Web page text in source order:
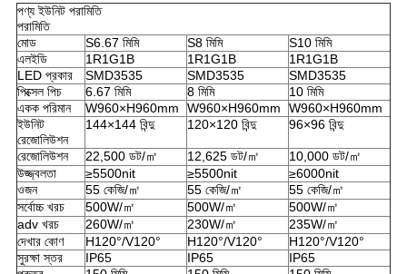
পণ্য ইউনিট পরামিতি
পরামিতি
মোড
S6.67 মিমি S8 মিমি
S10 মিমি
এলইডি
1R1G1B 1R1G1B
1R1G1B
LED প্রকার
SMD3535 SMD3535
SMD3535
পিক্সেল পিচ
6.67 মিমি 8 মিমি
10 মিমি
একক পরিমান
W960×H960mm W960×H960mm
W960×H960mm
ইউনিট
রেজোলিউশন
144×144 বিন্দু 120×120 বিন্দু 96×96 বিন্দু
রেজোলিউশন 22,500 ডট/㎡ 12,625 ডট/㎡
10,000 ডট/㎡
উজ্জ্বলতা
≥5500nit ≥5500nit
≥6000nit
ওজন
55 কেজি/㎡ 55 কেজি/㎡
55 কেজি/㎡
সর্বোচ্চ খরচ
500W/㎡ 500W/㎡
500W/㎡
adv খরচ
260W/㎡ 230W/㎡
235W/㎡
দেখার কোণ
H120°/V120° H120°/V120°
H120°/V120°
সুরক্ষা স্তর
IP65 IP65
IP65